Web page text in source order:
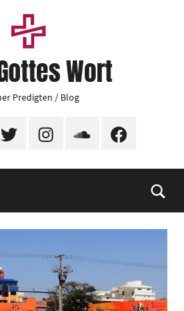
Wort
Predigten / Blog
Twitter InstagramSoundCloudFacebook